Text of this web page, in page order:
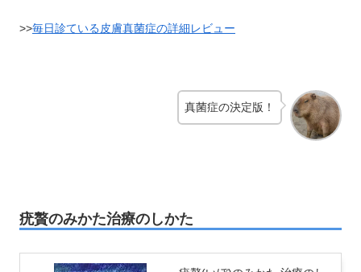
>>毎日診ている皮膚真菌症の詳細レビュー
真菌症の決定版！
疣贅のみかた治療のしかた